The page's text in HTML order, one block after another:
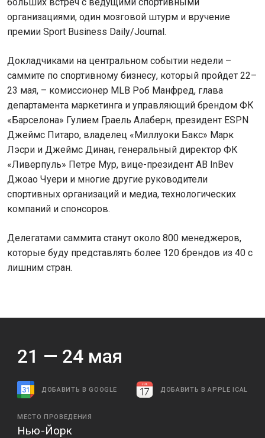
организациями, один мозговой штурм и вручение
премии Sport Business Daily/Journal.
Докладчиками на центральном событии недели –
саммите по спортивному бизнесу, который пройдет 22–
23 мая, – комиссионер MLB Роб Манфред, глава
департамента маркетинга и управляющий брендом ФК
«Барселона» Гулием Граель Алаберн, президент ESPN
Джеймс Питаро, владелец «Миллуоки Бакс» Марк
Лэсри и Джеймс Динан, генеральный директор ФК
«Ливерпуль» Петре Мур, вице-президент AB InBev
Джоао Чуери и многие другие руководители
спортивных организаций и медиа, технологических
компаний и спонсоров.
Делегатами саммита станут около 800 менеджеров,
которые буду представлять более 120 брендов из 40 с
лишним стран.
21 — 24мая
ДОБАВИТЬ В GOOGLE ДОБАВИТЬ В APPLE ICAL
МЕСТО ПРОВЕДЕНИЯ
Нью-Йорк